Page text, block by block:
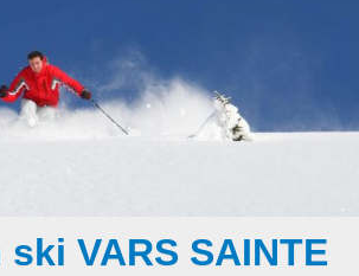
VARS SAINTE